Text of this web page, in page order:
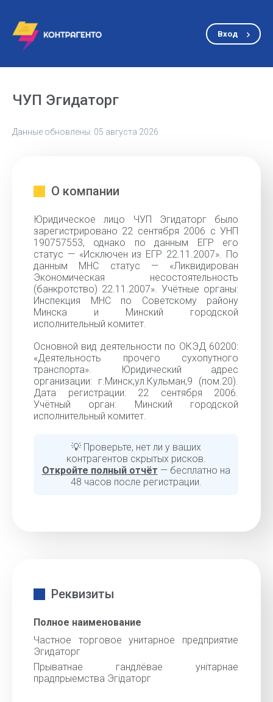
Вход
ЧУП Эгидаторг
Данные обновлены: 05 августа 2026
О компании
Юридическое лицо ЧУП Эгидаторг было
зарегистрировано 22 сентября 2006 с УНП
190757553, однако по данным ЕГР его
статус — «Исключен из ЕГР 22.11.2007». По
данным МНС статус — «Ликвидирован
Экономическая несостоятельность
(банкротство) 22.11.2007». Учётные органы:
Инспекция МНС по Советскому району
Минска и Минский городской
исполнительный комитет.
Основной вид деятельности по ОКЭД 60200:
«Деятельность прочего сухопутного
транспорта». Юридический адрес
организации: г.Минск,ул.Кульман,9 (пом.20).
Дата регистрации: 22 сентября 2006.
Учётный орган: Минский городской
исполнительный комитет.
💡 Проверьте, нет ли у ваших
контрагентов скрытых рисков.
Откройте полный отчёт — бесплатно на
48 часов после регистрации.
Реквизиты
Полное наименование
Частное торговое унитарное предприятие
Эгидаторг
Прыватнае гандлёвае унiтарнае
прадпрыемства Эгiдаторг